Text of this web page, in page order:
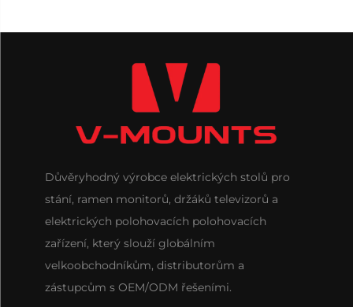
Důvěryhodný výrobce elektrických stolů pro
stání, ramen monitorů, držáků televizorů a
elektrických polohovacích polohovacích
zařízení, který slouží globálním
velkoobchodníkům, distributorům a
zástupcům s OEM/ODM řešeními.